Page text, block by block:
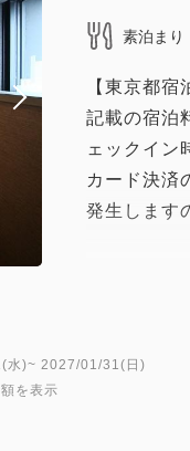
素泊まり
【東京都宿
記載の宿泊
ェックイン
カード決済
発生します
囲気になれ
水)~ 2027/01/31(日)
を表示